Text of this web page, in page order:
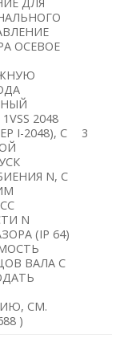
ОСЕВОЕ
2048
I-2048), С
N, С
N
(IP 64)
ВАЛА С
СМ.
)
3